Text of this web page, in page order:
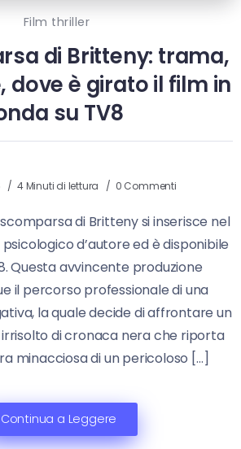
Film thriller
di Britteny: trama,
dove è girato il film in
su TV8
4 Minuti di lettura 0 Commenti
di Britteny si inserisce nel
d’autore ed è disponibile
Questa avvincente produzione
il percorso professionale di una
la quale decide di affrontare un
di cronaca nera che riporta
minacciosa di un pericoloso […]
Continua a Leggere